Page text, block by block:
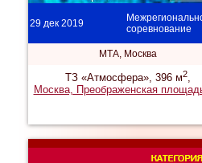
29 дек 2019
соревнование
МТА, Москва
ТЗ «Атмосфера», 396 м2,
Москва, Преображенская